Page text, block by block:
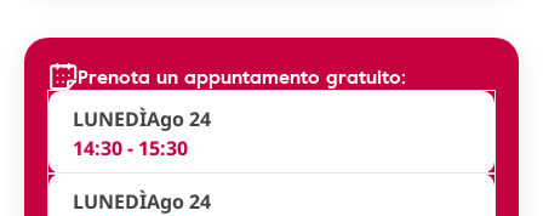
Prenota un appuntamento gratuito:
LUNEDÌAgo 24
14:30 - 15:30
LUNEDÌAgo 24